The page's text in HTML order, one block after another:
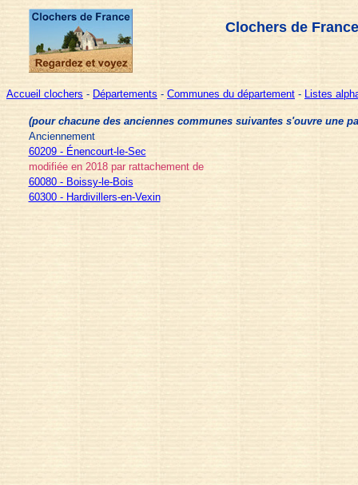
Clochers de
Accueil clochers - Départements - Communes du département - Listes
(pour chacune des anciennes communes suivantes s'ouvre une
Anciennement
60209 - Énencourt-le-Sec
modifiée en 2018 par rattachement de
60080 - Boissy-le-Bois
60300 - Hardivillers-en-Vexin